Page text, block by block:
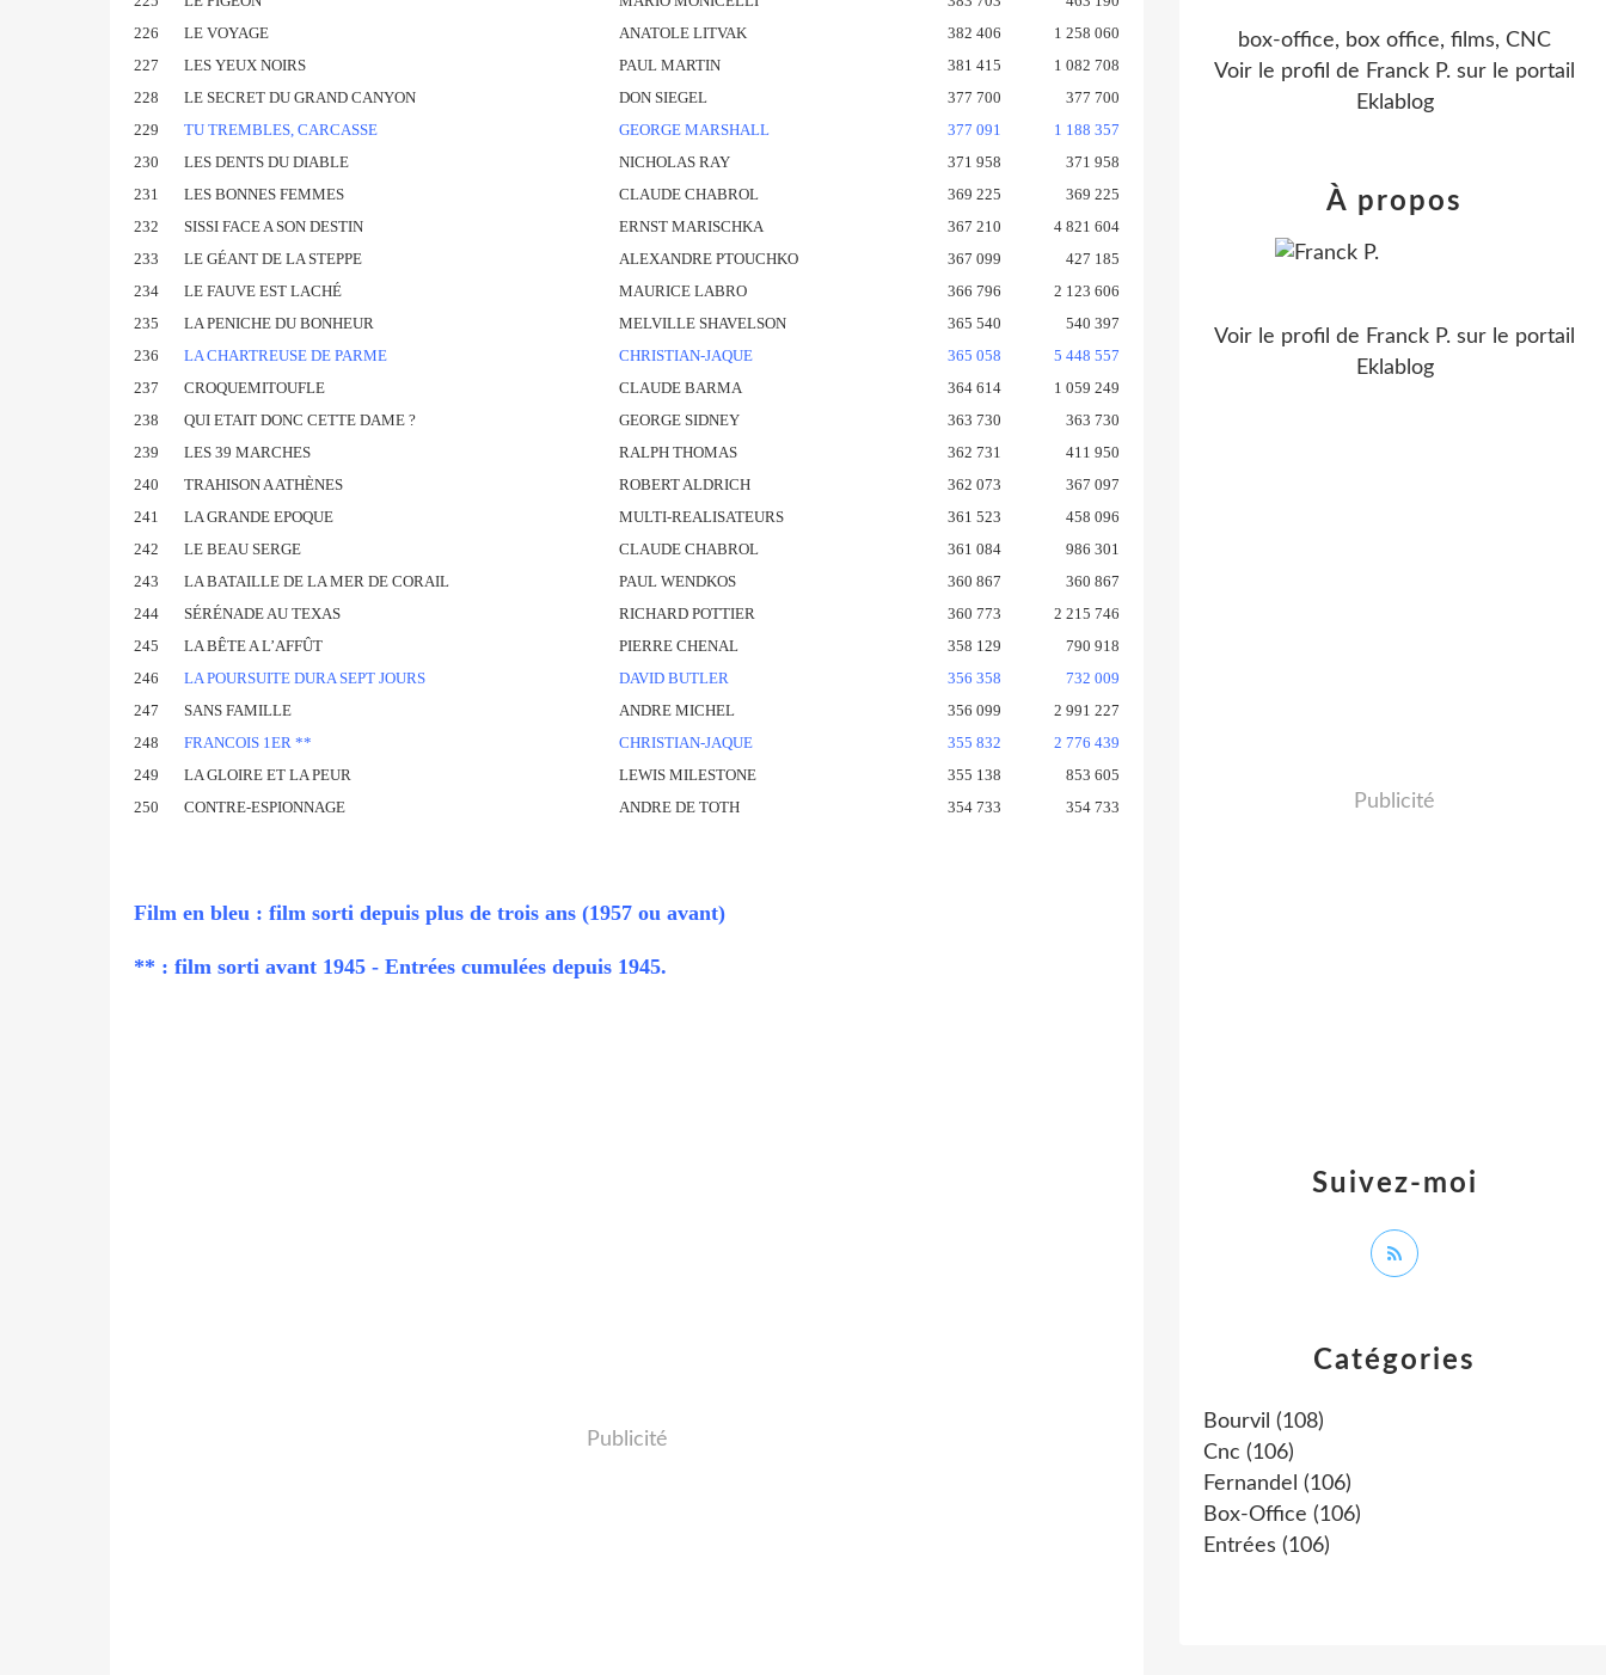
226
LE VOYAGE ANATOLE LITVAK 382 406
1 258 060
227
LES YEUX NOIRS PAUL MARTIN 381 415
1 082 708
228
LE SECRET DU GRAND CANYON DON SIEGEL 377 700
377 700
229
TU TREMBLES, CARCASSE GEORGE MARSHALL 377 091
1 188 357
230
LES DENTS DU DIABLE NICHOLAS RAY 371 958
371 958
231
LES BONNES FEMMES CLAUDE CHABROL 369 225
369 225
232
SISSI FACE A SON DESTIN ERNST MARISCHKA 367 210
4 821 604
233
LE GÉANT DE LA STEPPE ALEXANDRE PTOUCHKO 367 099
427 185
234
LE FAUVE EST LACHÉ MAURICE LABRO 366 796
2 123 606
235
LA PENICHE DU BONHEUR MELVILLE SHAVELSON 365 540
540 397
236
LA CHARTREUSE DE PARME CHRISTIAN-JAQUE 365 058
5 448 557
237
CROQUEMITOUFLE CLAUDE BARMA 364 614
1 059 249
238
QUI ETAIT DONC CETTE DAME ? GEORGE SIDNEY 363 730
363 730
239
LES 39 MARCHES RALPH THOMAS 362 731
411 950
240
TRAHISON A ATHÈNES ROBERT ALDRICH 362 073
367 097
241
LA GRANDE EPOQUE MULTI-REALISATEURS 361 523
458 096
242
LE BEAU SERGE CLAUDE CHABROL 361 084
986 301
243
LA BATAILLE DE LA MER DE CORAIL PAUL WENDKOS 360 867
360 867
244
SÉRÉNADE AU TEXAS RICHARD POTTIER 360 773
2 215 746
245
LA BÊTE A L’AFFÛT PIERRE CHENAL 358 129
790 918
246
LA POURSUITE DURA SEPT JOURS DAVID BUTLER 356 358
732 009
247
SANS FAMILLE ANDRE MICHEL 356 099
2 991 227
248
FRANCOIS 1ER ** CHRISTIAN-JAQUE 355 832
2 776 439
249
LA GLOIRE ET LA PEUR LEWIS MILESTONE 355 138
853 605
250
CONTRE-ESPIONNAGE ANDRE DE TOTH 354 733 354 733
Film en bleu : film sorti depuis plus de trois ans (1957 ou avant)
** : film sorti avant 1945 - Entrées cumulées depuis 1945.
Publicité
Catégories
Bourvil (108)
Cnc (106)
Fernandel (106)
Box-Office (106)
Entrées (106)
box-office, box office, films, CNC
Voir le profil de Franck P. sur le portail
Eklablog
Suivez-moi
À propos
Voir le profil de Franck P. sur le portail
Eklablog
Publicité